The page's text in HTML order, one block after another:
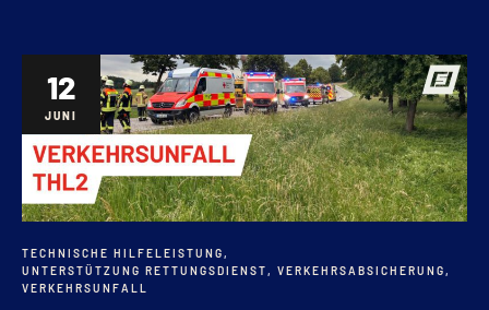
12
JUNI
TECHNISCHE HILFELEISTUNG,
UNTERSTÜTZUNG RETTUNGSDIENST, VERKEHRSABSICHERUNG,
VERKEHRSUNFALL